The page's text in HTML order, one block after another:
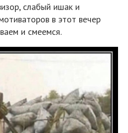
слабый ишак и
в этот вечер
и смеемся.